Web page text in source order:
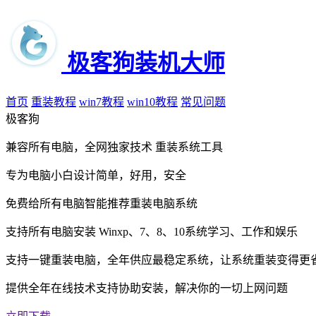
极客狗装机大师
首页 重装教程 win7教程 win10教程 常见问题
极客狗
兼容所有电脑，全网独家技术 重装系统工具
专为电脑小白设计简单，好用，安全
免费给所有电脑智能推荐重装电脑系统
支持所有电脑安装 Winxp、7、8、10系统学习、工作和娱乐
支持一键重装电脑，全年供应最稳定系统，让系统重装变得更
提供全年在线技术支持协助安装，解决你的一切上网问题